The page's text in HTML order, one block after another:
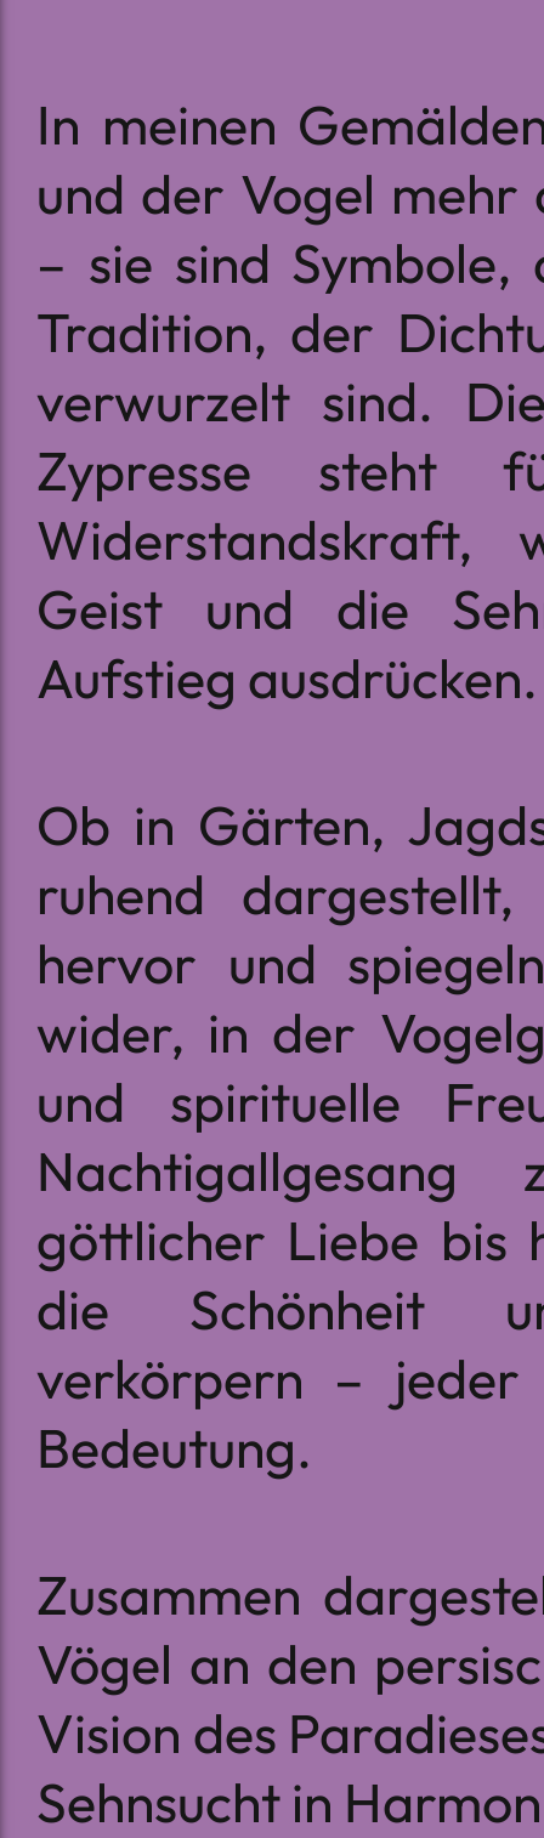
In meinen
und der Vogel mehr
– sie sind
Tradition, der
verwurzelt sind.
Zypresse steht
Widerstandskraft,
Geist und die
Aufstieg ausdrücken.
Ob in Gärten,
ruhend
hervor und
wider, in der
und spirituelle
göttlicher Liebe bis
die Schönheit
verkörpern – jeder
Bedeutung.
Zusammen
Vögel an den
Vision des
Sehnsucht in